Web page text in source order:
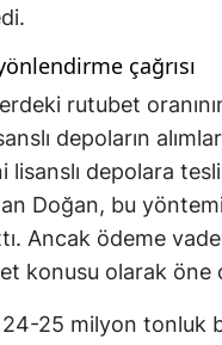
çağrısı
rutubet
depoların
lisanslı depolara
Doğan, bu
Ancak ödeme
konusu olarak öne
25 milyon tonluk